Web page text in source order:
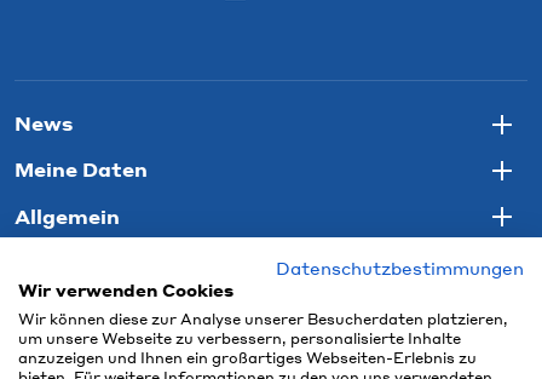
News
Meine Daten
Allgemein
Datenschutzbestimmungen
Wir verwenden Cookies
Wir können diese zur Analyse unserer Besucherdaten platzieren,
um unsere Webseite zu verbessern, personalisierte Inhalte
anzuzeigen und Ihnen ein großartiges Webseiten-Erlebnis zu